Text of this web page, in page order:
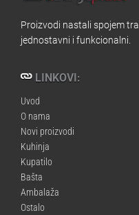
Proizvodi nastali spojem
jednostavni i funkcionalni.
LINKOVI:
Uvod
O nama
Novi proizvodi
Kuhinja
Kupatilo
Bašta
Ambalaža
Ostalo